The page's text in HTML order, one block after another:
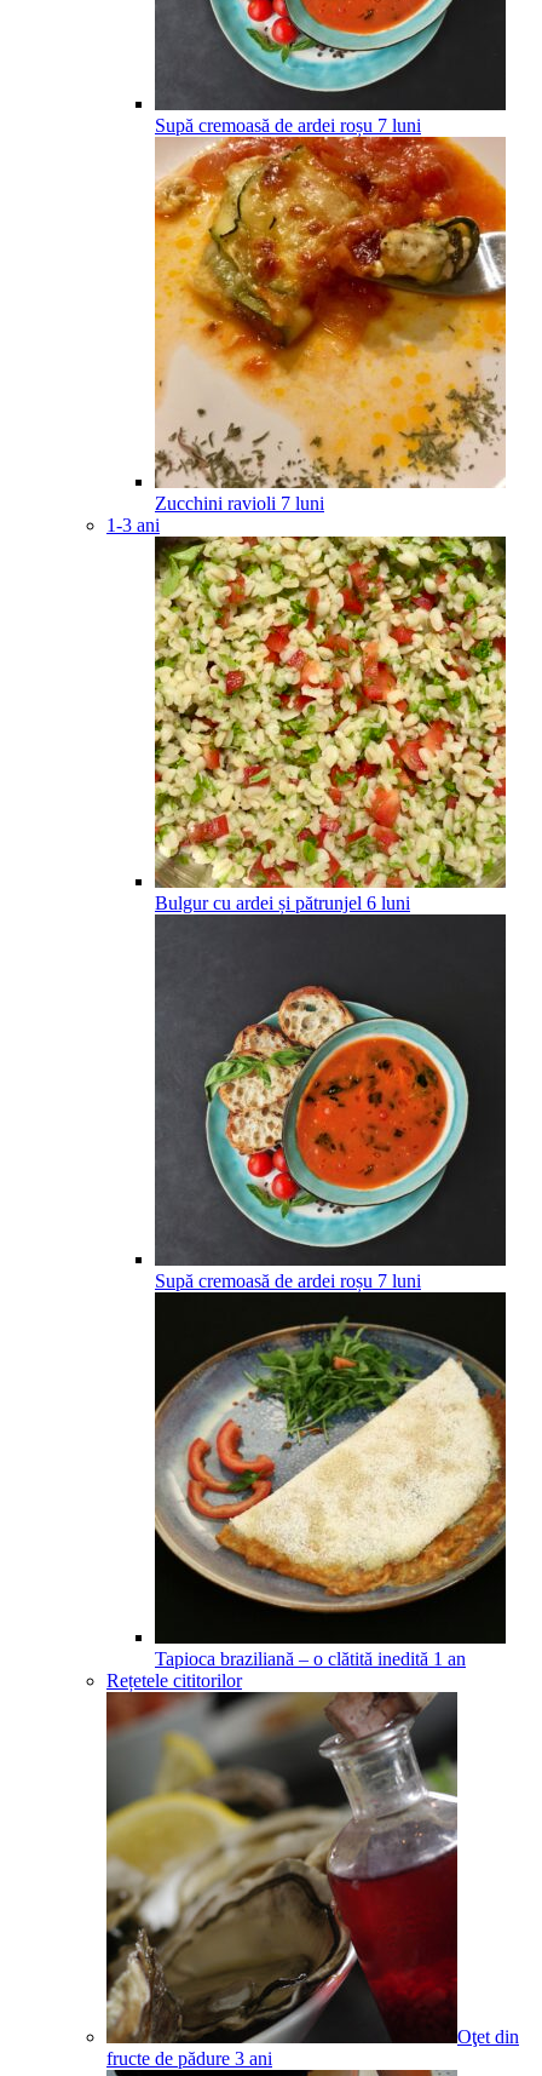
Supă cremoasă de ardei roșu 7 luni
Zucchini ravioli 7 luni
1-3 ani
Bulgur cu ardei și pătrunjel 6 luni
Supă cremoasă de ardei roșu 7 luni
Tapioca braziliană – o clătită inedită 1 an
Rețetele cititorilor
Oţet din
fructe de pădure 3 ani